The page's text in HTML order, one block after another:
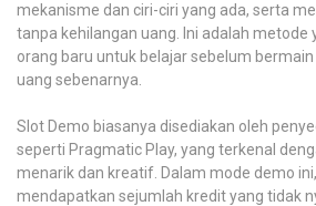
mekanisme dan ciri-ciri yang ada, serta
tanpa kehilangan uang. Ini adalah metode
orang baru untuk belajar sebelum
uang sebenarnya.
Slot Demo biasanya disediakan oleh
seperti Pragmatic Play, yang terkenal
menarik dan kreatif. Dalam mode demo
mendapatkan sejumlah kredit yang tidak